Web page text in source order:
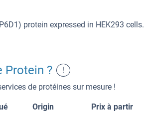
protein expressed in HEK293 cells.
Protein ?
!
de protéines sur mesure !
Origin
Prix à partir